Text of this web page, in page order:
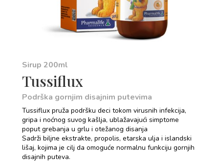
Sirup 200ml
Tussiflux
Podrška gornjim disajnim putevima
Tussiflux pruža podršku deci tokom virusnih infekcija,
gripa i noćnog suvog kašlja, ublažavajući simptome
poput grebanja u grlu i otežanog disanja
Sadrži biljne ekstrakte, propolis, etarska ulja i islandski
lišaj, kojima je cilj da omoguće normalnu funkciju gornjih
disajnih puteva.